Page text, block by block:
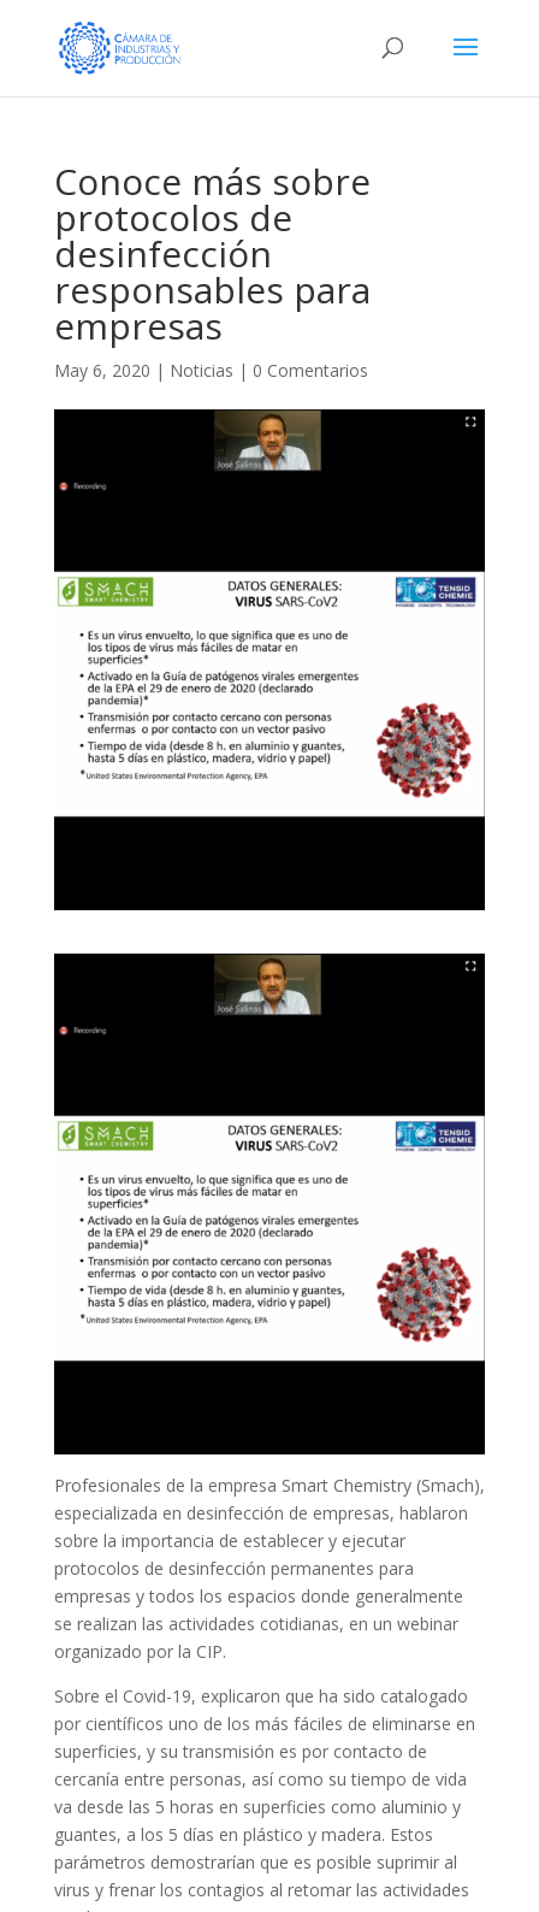
Conoce más sobre
protocolos de
desinfección
responsables para
empresas
May 6, 2020 | Noticias | 0 Comentarios
Profesionales de la empresa Smart Chemistry (Smach),
especializada en desinfección de empresas, hablaron
sobre la importancia de establecer y ejecutar
protocolos de desinfección permanentes para
empresas y todos los espacios donde generalmente
se realizan las actividades cotidianas, en un webinar
organizado por la CIP.
Sobre el Covid-19, explicaron que ha sido catalogado
por científicos uno de los más fáciles de eliminarse en
superficies, y su transmisión es por contacto de
cercanía entre personas, así como su tiempo de vida
va desde las 5 horas en superficies como aluminio y
guantes, a los 5 días en plástico y madera. Estos
parámetros demostrarían que es posible suprimir al
virus y frenar los contagios al retomar las actividades